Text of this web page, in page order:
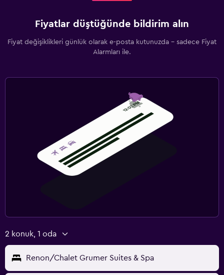
Televizyon
Shuttle servisi (ek ücret uygulanır)
EV şarj istasyonu
Vale park hizmeti
Teras/Veranda
Plaj sandalyesi
Fiyatlar düştüğünde bildirim alın
Fiyat değişiklikleri günlük olarak e-posta kutunuzda - sadece Fiyat
Alarmları ile.
2 konuk, 1 oda
Renon/Chalet Grumer Suites & Spa